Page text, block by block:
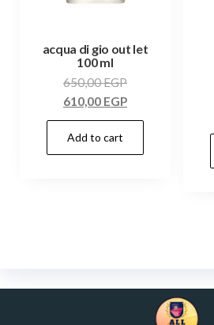
acqua di gio out let
100 ml
650,00EGP
610,00 EGP
Add to cart